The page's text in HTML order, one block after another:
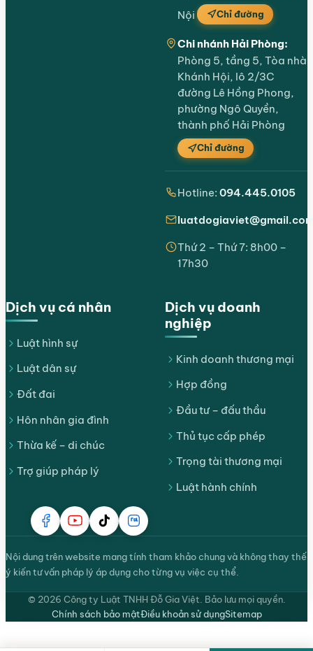
Dịch vụ cá nhân
Luật hình sự
Luật dân sự
Đất đai
Hôn nhân gia đình
Thừa kế – di chúc
Trợ giúp pháp lý
Dịch vụ doanh
nghiệp
Kinh doanh thương mại
Hợp đồng
Đầu tư – đấu thầu
Thủ tục cấp phép
Trọng tài thương mại
Luật hành chính
Nội
Chỉ đường
Chi nhánh Hải Phòng:
Phòng 5, tầng 5, Tòa nhà
Khánh Hội, lô 2/3C
đường Lê Hồng Phong,
phường Ngô Quyền,
thành phố Hải Phòng
Chỉ đường
Hotline: 094.445.0105
Thứ 2 – Thứ 7: 8h00 –
17h30
Nội dung trên website mang tính tham khảo chung và không thay thế
ý kiến tư vấn pháp lý áp dụng cho từng vụ việc cụ thể.
© 2026 Công ty Luật TNHH Đỗ Gia Việt. Bảo lưu mọi quyền.
Chính sách bảo mậtĐiều khoản sử dụngSitemap